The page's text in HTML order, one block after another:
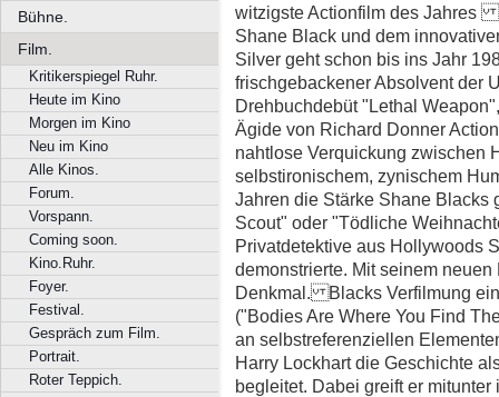
Bühne.
Film.
Kritikerspiegel Ruhr.
Heute im Kino
Morgen im Kino
Neu im Kino
Alle Kinos.
Forum.
Vorspann.
Coming soon.
Kino.Ruhr.
Foyer.
Festival.
Gespräch zum Film.
Portrait.
Roter Teppich.
witzigste Actionfilm des Jahres
Shane Black und dem
Silver geht schon bis ins Jahr
frischgebackener Absolvent der
Drehbuchdebüt "Lethal
Ägide von Richard Donner
nahtlose Verquickung zwischen
selbstironischem, zynischem
Jahren die Stärke Shane Blacks
Scout" oder "Tödliche
Privatdetektive aus Hollywoods
demonstrierte. Mit seinem
Denkmal. Blacks Verfilmung
("Bodies Are Where You Find
an selbstreferenziellen
Harry Lockhart die Geschichte
begleitet. Dabei greift er